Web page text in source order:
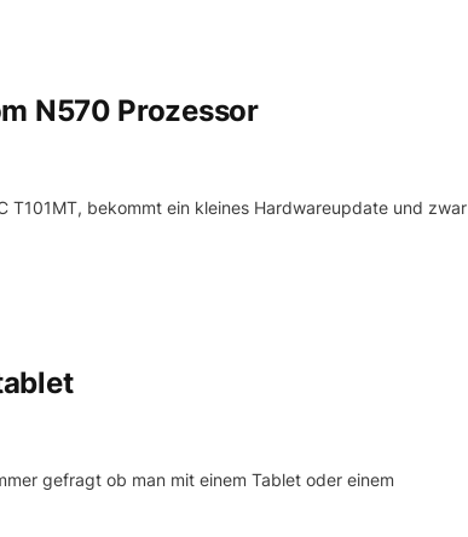
N570 Prozessor
T101MT, bekommt ein kleines Hardwareupdate und zwar
gefragt ob man mit einem Tablet oder einem